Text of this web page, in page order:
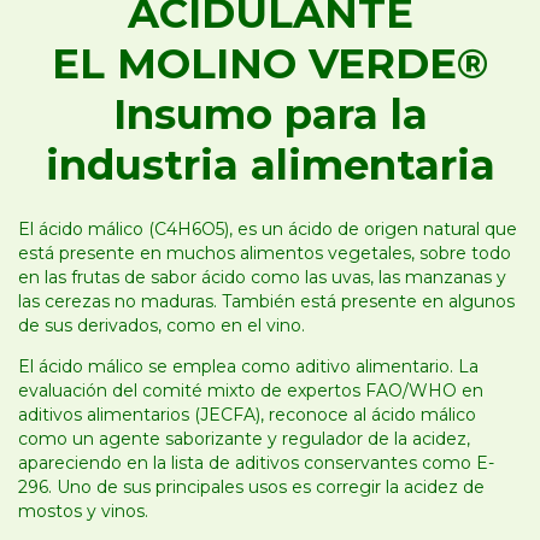
ACIDULANTE
EL MOLINO VERDE®
Insumo para la
industria alimentaria
El ácido málico (C4H6O5), es un ácido de origen natural que
está presente en muchos alimentos vegetales, sobre todo
en las frutas de sabor ácido como las uvas, las manzanas y
las cerezas no maduras. También está presente en algunos
de sus derivados, como en el vino.
El ácido málico se emplea como aditivo alimentario. La
evaluación del comité mixto de expertos FAO/WHO en
aditivos alimentarios (JECFA), reconoce al ácido málico
como un agente saborizante y regulador de la acidez,
apareciendo en la lista de aditivos conservantes como E-
296. Uno de sus principales usos es corregir la acidez de
mostos y vinos.